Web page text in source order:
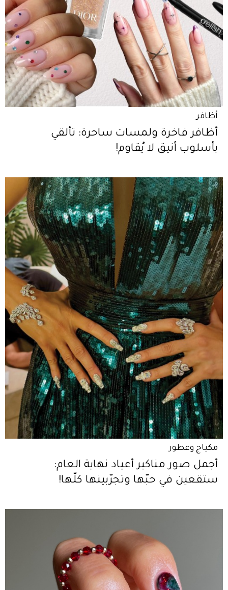
أظافر
أظافر فاخرة ولمسات ساحرة: تألقي
بأسلوب أنيق لا يُقاوم!
مكياج وعطور
أجمل صور مناكير أعياد نهاية العام:
ستقعين في حبّها وتجرّبينها كلّها!